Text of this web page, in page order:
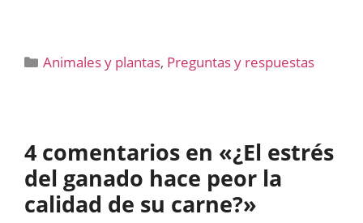
Categorías
Animales y plantas, Preguntas y respuestas
4 comentarios en «¿El estrés
del ganado hace peor la
calidad de su carne?»